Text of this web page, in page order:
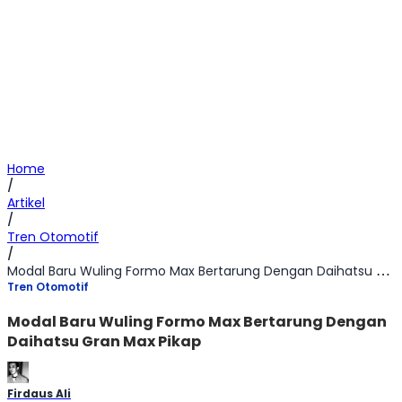
Home
/
Artikel
/
Tren Otomotif
/
Modal Baru Wuling Formo Max Bertarung Dengan Daihatsu Gran Max Pikap
Tren Otomotif
Modal Baru Wuling Formo Max Bertarung Dengan
Daihatsu Gran Max Pikap
Firdaus Ali